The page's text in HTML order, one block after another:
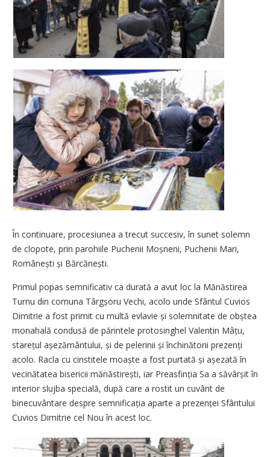
În continuare, procesiunea a trecut succesiv, în sunet solemn
de clopote, prin parohiile Puchenii Moșneni, Puchenii Mari,
Românești și Bărcănești.
Primul popas semnificativ ca durată a avut loc la Mănăstirea
Turnu din comuna Târgșoru Vechi, acolo unde Sfântul Cuvios
Dimitrie a fost primit cu multă evlavie și solemnitate de obștea
monahală condusă de părintele protosinghel Valentin Mâțu,
starețul așezământului, și de pelerinii și închinătorii prezenți
acolo. Racla cu cinstitele moaște a fost purtată și așezată în
vecinătatea bisericii mănăstirești, iar Preasfinția Sa a săvârșit în
interior slujba specială, după care a rostit un cuvânt de
binecuvântare despre semnificația aparte a prezenței Sfântului
Cuvios Dimitrie cel Nou în acest loc.